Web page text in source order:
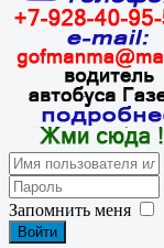
Запомнить меня
Войти